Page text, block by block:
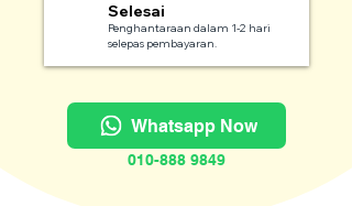
Selesai
Penghantaraan dalam 1-2 hari
selepas pembayaran.
Whatsapp Now
010-888 9849